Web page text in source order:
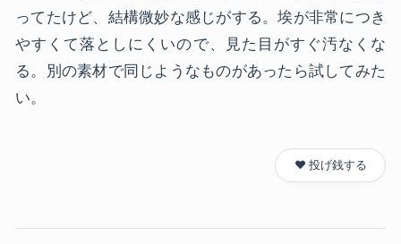
ってたけど、結構微妙な感じがする。埃が非常につき
やすくて落としにくいので、見た目がすぐ汚なくな
る。別の素材で同じようなものがあったら試してみた
い。
❤️ 投げ銭する